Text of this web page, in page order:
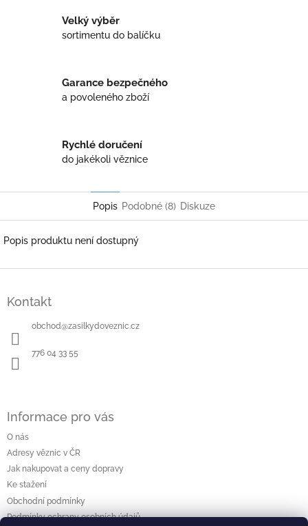
Velký výběr
sortimentu do balíčku
Garance bezpečného
a povoleného zboží
Rychlé doručení
do jakékoli věznice
Popis Podobné (8) Diskuze
Popis produktu není dostupný
Kontakt
obchod@zasilkydoveznic.cz
776 04 33 55
Informace pro vás
O nás
Adresy věznic v ČR
Jak nakupovat a ceny dopravy
Ke stažení
Obchodní podmínky
Podmínky ochrany osobních údajů